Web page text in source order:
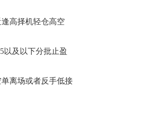
高择机轻仓高空
及以下分批止盈
离场或者反手低接